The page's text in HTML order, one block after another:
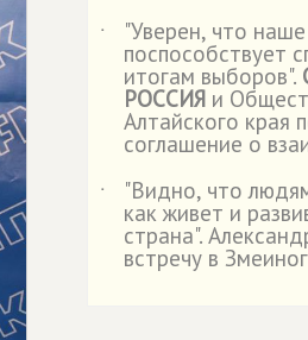
˙
"Уверен, что
поспособствует
итогам выборов".
РОССИЯ и
Алтайского края
соглашение о
˙
"Видно, что
как живет и
страна".
встречу в